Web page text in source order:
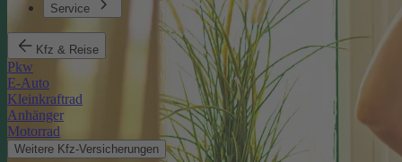
Service
Kfz & Reise
Pkw
E-Auto
Kleinkraftrad
Anhänger
Motorrad
Weitere Kfz-Versicherungen